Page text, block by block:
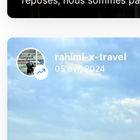
rahimi-x-travel
05 avr. 2024